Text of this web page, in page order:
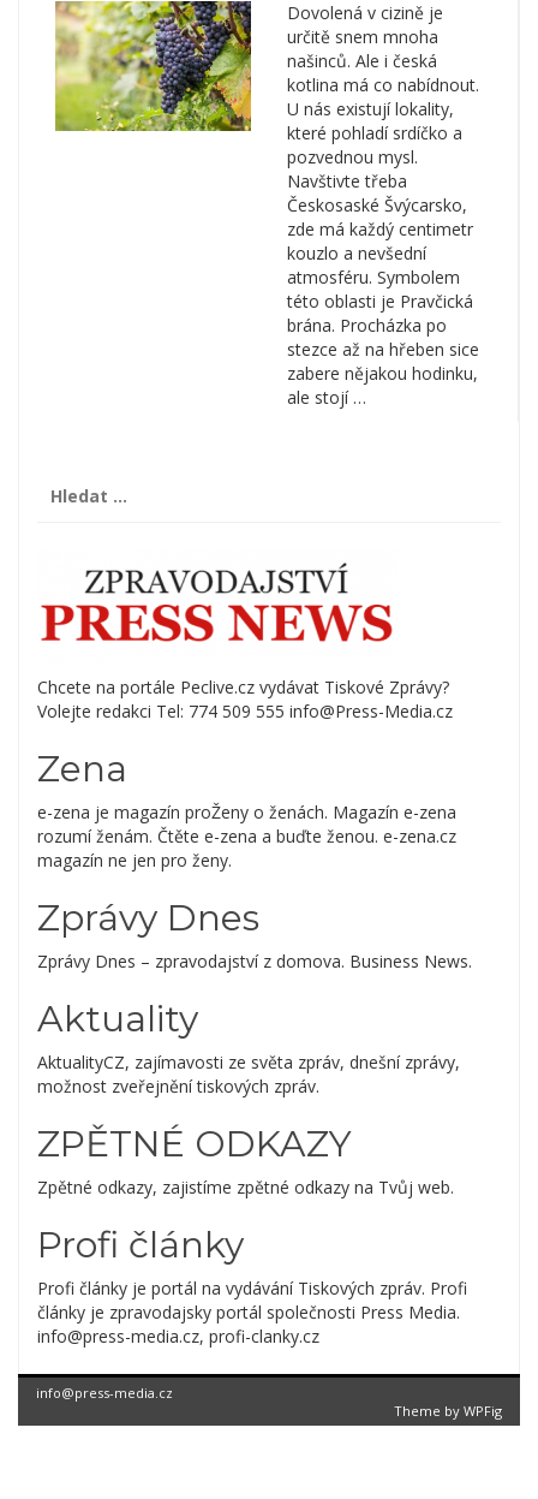
Dovolená v cizině je
určitě snem mnoha
našinců. Ale i česká
kotlina má co nabídnout.
U nás existují lokality,
které pohladí srdíčko a
pozvednou mysl.
Navštivte třeba
Českosaské Švýcarsko,
zde má každý centimetr
kouzlo a nevšední
atmosféru. Symbolem
této oblasti je Pravčická
brána. Procházka po
stezce až na hřeben sice
zabere nějakou hodinku,
ale stojí …
Chcete na portále Peclive.cz vydávat Tiskové Zprávy?
Volejte redakci Tel: 774 509 555 info@Press-Media.cz
Zena
e-zena je magazín proŽeny o ženách. Magazín e-zena
rozumí ženám. Čtěte e-zena a buďte ženou. e-zena.cz
magazín ne jen pro ženy.
Zprávy Dnes
Zprávy Dnes – zpravodajství z domova. Business News.
Aktuality
AktualityCZ, zajímavosti ze světa zpráv, dnešní zprávy,
možnost zveřejnění tiskových zpráv.
ZPĚTNÉ ODKAZY
Zpětné odkazy, zajistíme zpětné odkazy na Tvůj web.
Profi články
Profi články je portál na vydávání Tiskových zpráv. Profi
články je zpravodajsky portál společnosti Press Media.
info@press-media.cz, profi-clanky.cz
info@press-media.cz
Theme by WPFig